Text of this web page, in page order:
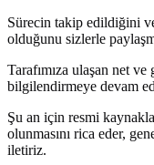
Sürecin takip edildiğini
olduğunu sizlerle
Tarafımıza ulaşan net
bilgilendirmeye devam
Şu an için resmi
olunmasını rica eder,
iletiriz.